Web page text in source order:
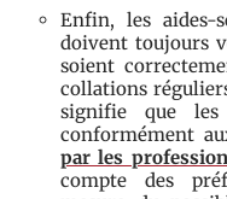
Enfin, les aides-
doivent toujours
soient
collations
signifie que les
conformément
par les
compte des